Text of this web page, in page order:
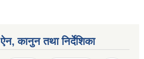
ऐन, कानुन तथा निर्देशिका